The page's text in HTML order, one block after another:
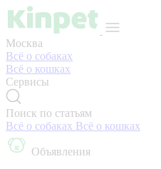
Москва
Всё о собаках
Всё о кошках
Сервисы
Поиск по статьям
Всё о собаках Всё о кошках
Объявления